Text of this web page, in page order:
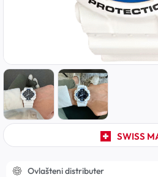
SWISS
Ovlašteni distributer